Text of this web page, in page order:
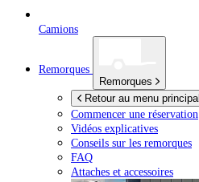
Camions
Remorques
Remorques
Retour au menu principal
Commencer une réservation
Vidéos explicatives
Conseils sur les remorques
FAQ
Attaches et accessoires